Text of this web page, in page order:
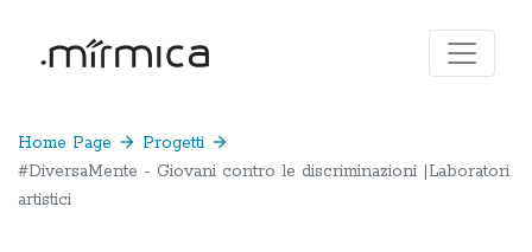
Home Page arrow_forward Progetti arrow_forward
#DiversaMente - Giovani contro le discriminazioni |Laboratori
artistici